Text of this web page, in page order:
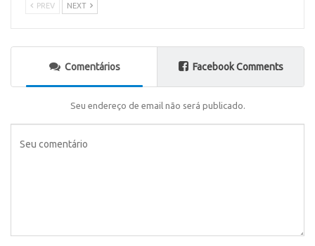
PREV NEXT
Comentários Facebook Comments
Seu endereço de email não será publicado.